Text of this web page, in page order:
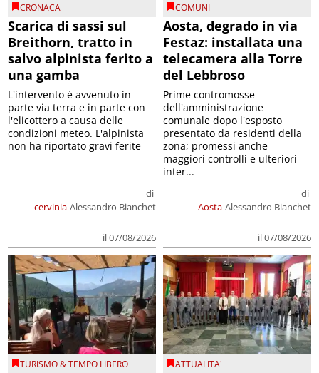
CRONACA
Scarica di sassi sul
Breithorn, tratto in
salvo alpinista ferito a
una gamba
cervinia
di
Alessandro Bianchet
il 07/08/2026
L'intervento è avvenuto in
parte via terra e in parte con
l'elicottero a causa delle
condizioni meteo. L'alpinista
non ha riportato gravi ferite
COMUNI
Aosta, degrado in via
Festaz: installata una
telecamera alla Torre
del Lebbroso
Aosta
di
Alessandro Bianchet
il 07/08/2026
Prime contromosse
dell'amministrazione
comunale dopo l'esposto
presentato da residenti della
zona; promessi anche
maggiori controlli e ulteriori
inter...
TURISMO & TEMPO LIBERO ATTUALITA'